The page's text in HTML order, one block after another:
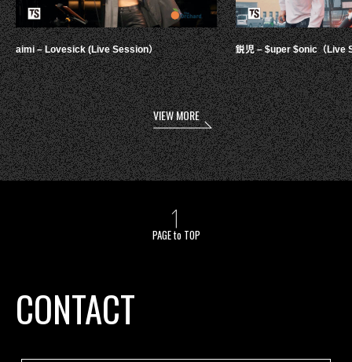
aimi – Lovesick (Live Session） 鋭児 – $uper $onic（Live
VIEW MORE
PAGE to TOP
CONTACT